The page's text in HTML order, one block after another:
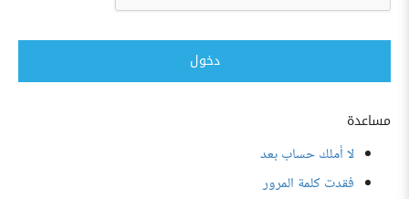
دخول
مساعدة
لا أملك حساب بعد
فقدت كلمة المرور